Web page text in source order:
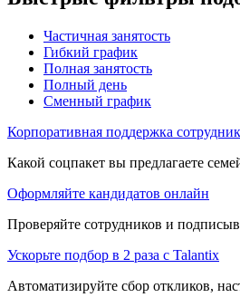
Частичная занятость
Гибкий график
Полная занятость
Полный день
Сменный график
Корпоративная поддержка
Какой соцпакет вы предлагаете
Оформляйте кандидатов онлайн
Проверяйте сотрудников и
Ускорьте подбор в 2 раза с Talantix
Автоматизируйте сбор откликов,